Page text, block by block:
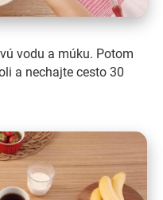
vodu a múku. Potom
a nechajte cesto 30